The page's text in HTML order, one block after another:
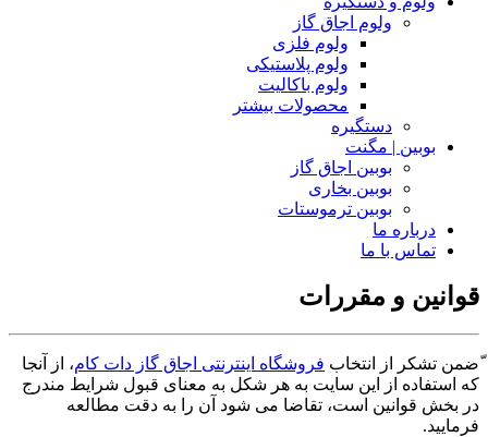
ولوم اجاق گاز
ولوم فلزی
ولوم پلاستیکی
ولوم باکالیت
محصولات بیشتر
دستگیره
بوبین | مگنت
بوبین اجاق گاز
بوبین بخاری
بوبین ترموستات
درباره ما
تماس با ما
قوانین و مقررات
ّضمن تشکر از انتخاب فروشگاه اینترنتی اجاق گاز دات کام، از آنجا
که استفاده از این سایت به هر شکل به معنای قبول شرایط مندرج
در بخش قوانین است، تقاضا می شود آن را به دقت مطالعه
فرمایید.